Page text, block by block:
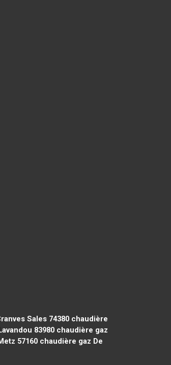
Sales 74380chaudière
83980chaudière gaz
57160 chaudière gaz De